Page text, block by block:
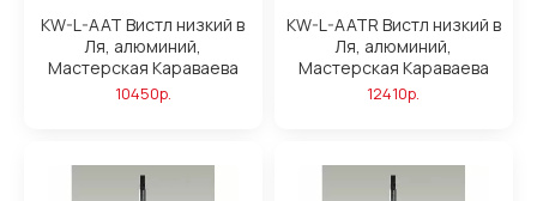
KW-L-AAT Вистл низкий в
Ля, алюминий,
Мастерская Караваева
10450р.
KW-L-AATR Вистл низкий в
Ля, алюминий,
Мастерская Караваева
12410р.